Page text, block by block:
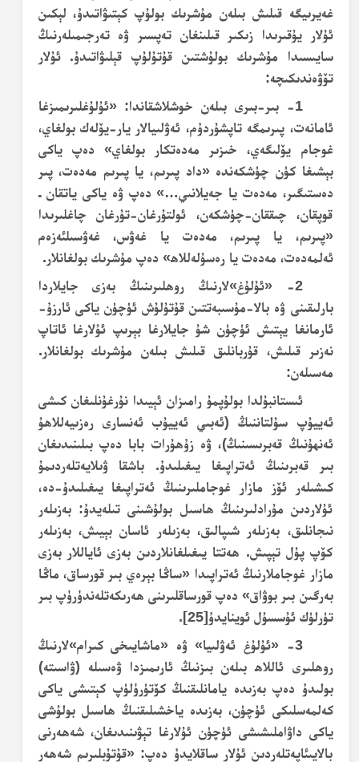
غەيرىيگە قىلىش بىلەن مۇشرىك بولۇپ كېتىۋاتىدۇ، لېكىن
ئۇلار يۇقىرىدا زىكىر قىلىنغان تەپسىر ۋە تەرجىمىلەرنىڭ
سايىسىدا مۇشرىك بولۇشتىن قۇتۇلۇپ قېلىۋاتىدۇ. ئۇلار
تۆۋەندىكىچە:
1- بىر-بىرى بىلەن خوشلاشقاندا: «ئۇلۇغلىرىمىزغا
ئامانەت، پىرىمگە تاپشۇردۇم، ئەۋلىيالار يار-يۆلەك بولغاي،
غوجام يۆلىگەي، خىزىر مەدەتكار بولغاي» دەپ ياكى
بېشىغا كۈن چۈشكەندە «داد پىرىم، يا پىرىم مەدەت، پىر
دەستىگىر، مەدەت يا جەيلانىي…» دەپ ۋە ياكى ياتقان ـ
قوپقان، چىققان-چۈشكەن، ئولتۇرغان-تۇرغان چاغلىرىدا
«پىرىم، يا پىرىم، مەدەت يا غەۋس، غەۋسىلئەزەم
ئەلمەدەت، مەدەت يا رەسۇلەللاھ» دەپ مۇشرىك بولغانلار.
2- «ئۇلۇغ»لارنىڭ روھلىرىنىڭ بەزى جايلاردا
بارلىقىنى ۋە بالا-مۇسىبەتتىن قۇتۇلۇش ئۈچۈن ياكى ئارزۇ-
ئارمانغا يېتىش ئۈچۈن شۇ جايلارغا بېرىپ ئۇلارغا ئاتاپ
نەزىر قىلىش، قۇربانلىق قىلىش بىلەن مۇشرىك بولغانلار.
مەسىلەن:
ئىستانبۇلدا بولۇپمۇ رامىزان ئېيىدا نۇرغۇنلىغان كىشى
ئەييۇپ سۇلتاننىڭ (ئەبىي ئەييۇب ئەنسارى رەزىيەللاھۇ
ئەنھۇنىڭ قەبرىسىنىڭ)، ۋە زۇھۇرات بابا دەپ بىلىنىدىغان
بىر قەبرىنىڭ ئەتراپىغا يىغىلىدۇ. باشقا ۋىلايەتلەردىمۇ
كىشىلەر ئۆز مازار غوجاملىرىنىڭ ئەتراپىغا يىغىلىدۇ-دە،
ئۇلاردىن مۇرادلىرىنىڭ ھاسىل بولۇشىنى تىلەيدۇ: بەزىلەر
نىجانلىق، بەزىلەر شىپالىق، بەزىلەر ئاسان بېيىش، بەزىلەر
كۆپ پۇل تېپىش. ھەتتا يىغىلغانلاردىن بەزى ئاياللار بەزى
مازار غوجاملارنىڭ ئەتراپىدا «ساڭا بېرەي بىر قورساق، ماڭا
بەرگىن بىر بوۋاق» دەپ قورساقلىرىنى ھەرىكەتلەندۈرۈپ بىر
تۈرلۈك ئۇسسۇل ئوينايدۇ[25]
.
3- «ئۇلۇغ ئەۋلىيا» ۋە «ماشايىخى كىرام»لارنىڭ
روھلىرى ئاللاھ بىلەن بىزنىڭ ئارىمىزدا ۋەسىلە (ۋاسىتە)
بولىدۇ دەپ بەزىدە يامانلىقنىڭ كۆتۈرۈلۈپ كېتىشى ياكى
كەلمەسلىكى ئۈچۈن، بەزىدە ياخشىلىقنىڭ ھاسىل بولۇشى
ياكى داۋاملىشىشى ئۈچۈن ئۇلارغا تېۋىنىدىغان، شەھەرنى
بالايىئاپەتلەردىن ئۇلار ساقلايدۇ دەپ: «قۇتۇبلىرىم شەھەر